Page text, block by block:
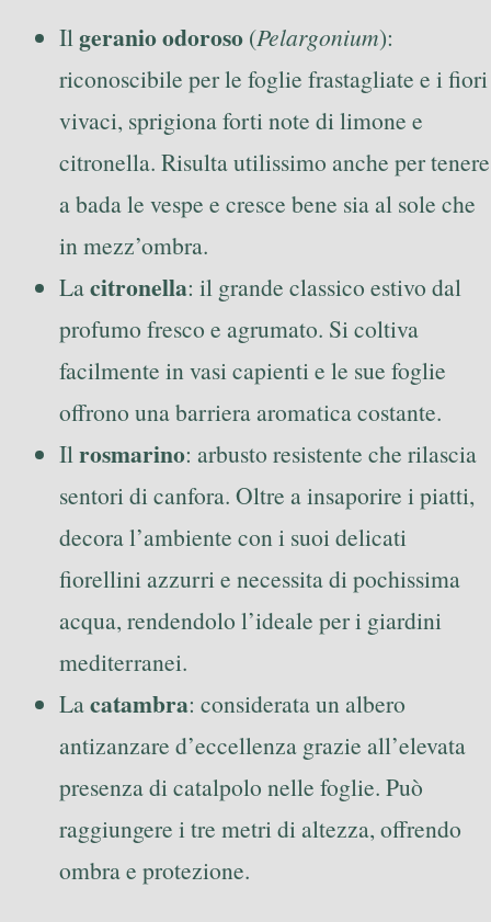
Il geranio odoroso (Pelargonium):
riconoscibile per le foglie frastagliate e i fiori
vivaci, sprigiona forti note di limone e
citronella. Risulta utilissimo anche per tenere
a bada le vespe e cresce bene sia al sole che
in mezz’ombra.
Lacitronella: il grande classico estivo dal
profumo fresco e agrumato. Si coltiva
facilmente in vasi capienti e le sue foglie
offrono una barriera aromatica costante.
Il rosmarino: arbusto resistente che rilascia
sentori di canfora. Oltre a insaporire i piatti,
decora l’ambiente con i suoi delicati
fiorellini azzurri e necessita di pochissima
acqua, rendendolo l’ideale per i giardini
mediterranei.
Lacatambra: considerata un albero
antizanzare d’eccellenza grazie all’elevata
presenza di catalpolo nelle foglie. Può
raggiungere i tre metri di altezza, offrendo
ombra e protezione.